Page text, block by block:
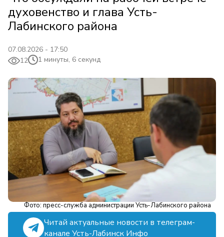
духовенство и глава Усть-
Лабинского района
07.08.2026 - 17:50
12
1 минуты, 6 секунд
Фото: пресс-служба администрации Усть-Лабинского района
Читай актуальные новости в телеграм-
канале Усть-Лабинск Инфо